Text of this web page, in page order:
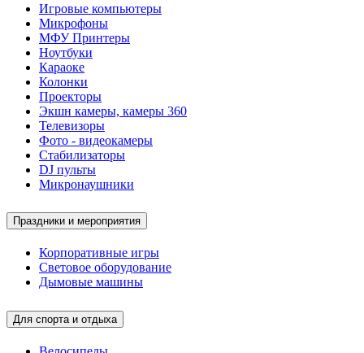
Игровые компьютеры
Микрофоны
МФУ Принтеры
Ноутбуки
Караоке
Колонки
Проекторы
Экшн камеры, камеры 360
Телевизоры
Фото - видеокамеры
Стабилизаторы
DJ пульты
Микронаушники
Праздники и мероприятия
Корпоративные игры
Световое оборудование
Дымовые машины
Для спорта и отдыха